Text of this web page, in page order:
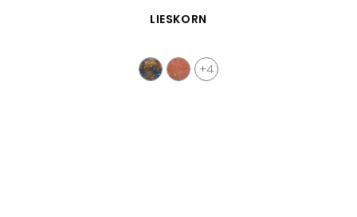
VISTA RÁPIDA
LIESKORN
+4